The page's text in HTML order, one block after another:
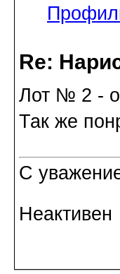
Re:
Лот № 2 -
Так же
С
Неактивен